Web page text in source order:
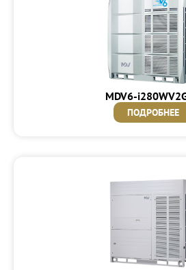
MDV6-
ПОДРОБНЕЕ